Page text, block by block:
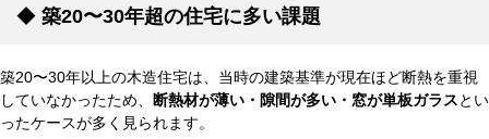
◆ 築20〜30年超の住宅に多い課題
築20〜30年以上の木造住宅は、当時の建築基準が現在ほど断熱を重視
していなかったため、 断熱材が薄い・隙間が多い・窓が単板ガラスとい
ったケースが多く見られます。